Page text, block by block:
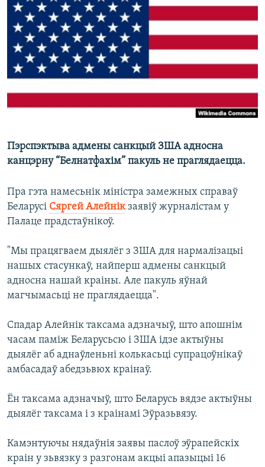
КУЛЬТУРА
КАЛЯНДАР
МОВА
НА ХВАЛЯХ СВАБОДЫ
Пэрспэктыва адмены санкцый ЗША адносна
канцэрну “Белнатфахім” пакуль не праглядаецца.
Пра гэта намесьнік міністра замежных справаў
Беларусі Сяргей Алейнікзаявіў журналістам у
Палаце прадстаўнікоў.
"Мы працягваем дыялёг з ЗША для нармалізацыі
нашых стасункаў, найперш адмены санкцый
адносна нашай краіны. Але пакуль яўнай
магчымасьці не праглядаецца".
Спадар Алейнік таксама адзначыў, што апошнім
часам паміж Беларусьсю і ЗША ідзе актыўны
дыялёг аб аднаўленьні колькасьці супрацоўнікаў
амбасадаў абедзьвюх краінаў.
Ён таксама адзначыў, што Беларусь вядзе актыўны
дыялёг таксама і з краінамі Эўразьвязу.
Камэнтуючы нядаўнія заявы паслоў эўрапейскіх
краін у зьвязку з разгонам акцыі апазыцыі 16